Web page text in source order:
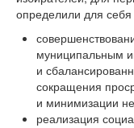
определили для
муниципальным
и
сокращения
и минимизации
реализация